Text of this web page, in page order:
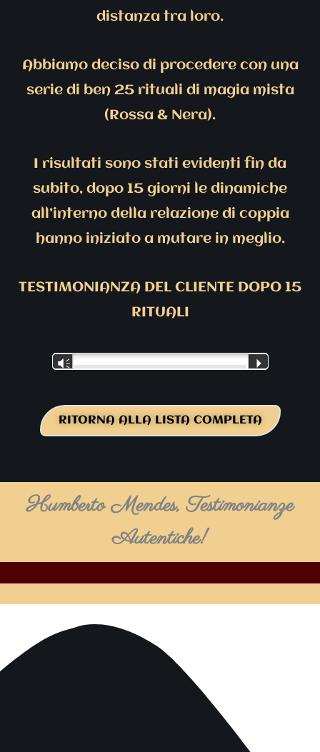
distanza tra loro.
Abbiamo deciso di procedere con una
serie di ben 25 rituali di magia mista
(Rossa & Nera).
I risultati sono stati evidenti fin da
subito, dopo 15 giorni le dinamiche
all’interno della relazione di coppia
hanno iniziato a mutare in meglio.
TESTIMONIANZA DEL CLIENTE DOPO 15
RITUALI
Audio
Vm P
RITORNA ALLA LISTA COMPLETA
Humberto Mendes, Testimonianze
Autentiche!